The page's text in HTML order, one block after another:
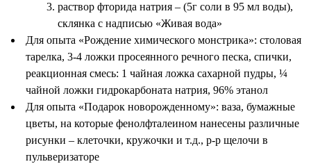
раствор фторида натрия – (5г соли в 95 мл воды),
склянка с надписью «Живая вода»
Для опыта «Рождение химического монстрика»: столовая
тарелка, 3-4 ложки просеянного речного песка, спички,
реакционная смесь: 1 чайная ложка сахарной пудры, ¼
чайной ложки гидрокарбоната натрия, 96% этанол
Для опыта «Подарок новорожденному»: ваза, бумажные
цветы, на которые фенолфталеином нанесены различные
рисунки – клеточки, кружочки и т.д., р-р щелочи в
пульверизаторе